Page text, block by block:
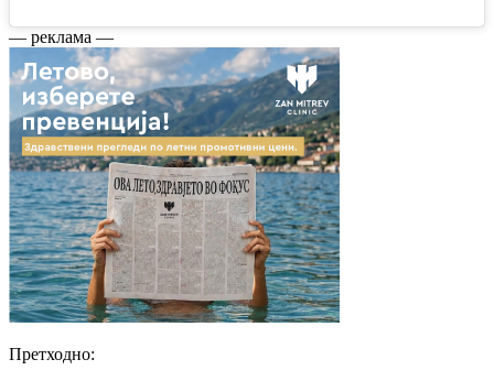
— реклама —
Претходно: